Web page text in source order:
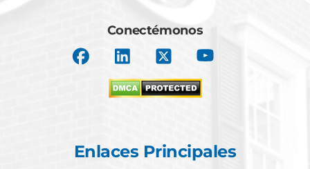
Conectémonos
Enlaces Principales